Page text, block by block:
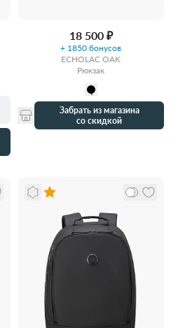
18 500 ₽
+ 1850 бонусов
ECHOLAC OAK
Рюкзак
Забрать из магазина
со скидкой